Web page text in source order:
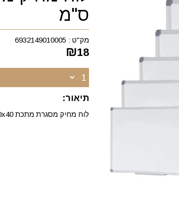
ס"מ
מק"ט : 6932149010005
₪18
תיאור:
לוח מחיק מסגרת מתכת 30x40 ס"מ.